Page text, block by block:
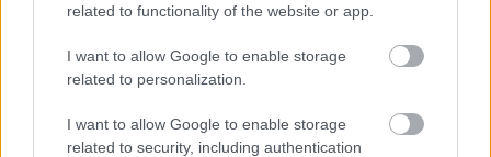
related to functionality of the website or app.
I want to allow Google to enable storage
related to personalization.
I want to allow Google to enable storage
related to security, including authentication
Látlelet a hazai víziközművekről? Egyetlen, fél
évszázados vezetéken múlt Bicske vízellátása